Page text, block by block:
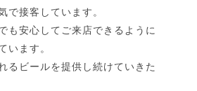
で接客しています。
も安心してご来店できるように
います。
るビールを提供し続けていきた